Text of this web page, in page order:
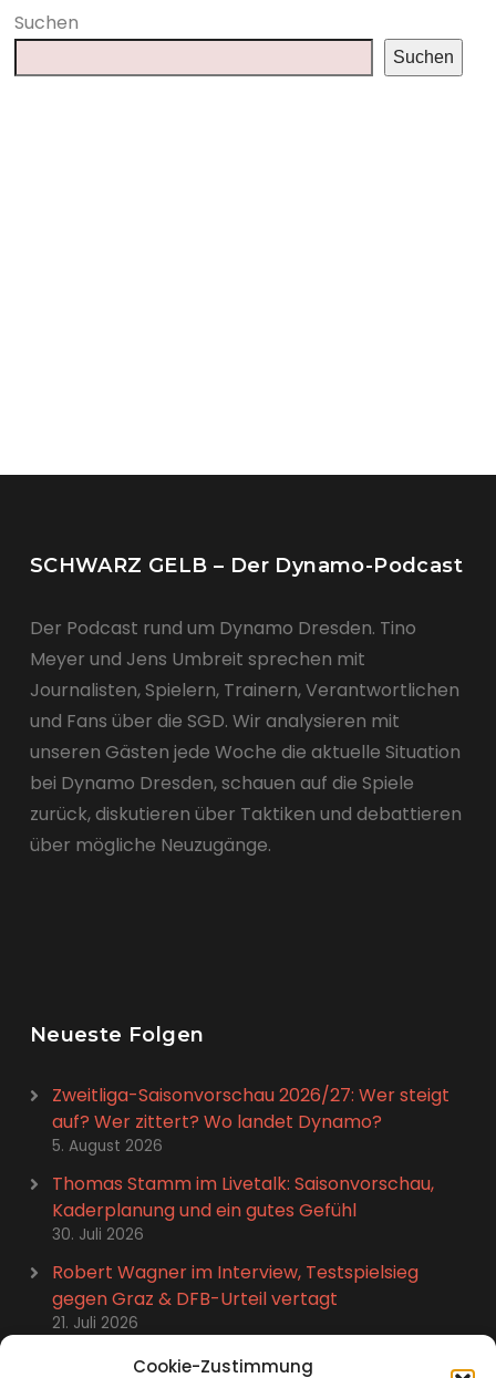
Cookie-Zustimmung
Suchen
Suchen
SCHWARZ GELB – Der Dynamo-Podcast
Der Podcast rund um Dynamo Dresden. Tino
Meyer und Jens Umbreit sprechen mit
Journalisten, Spielern, Trainern, Verantwortlichen
und Fans über die SGD. Wir analysieren mit
unseren Gästen jede Woche die aktuelle Situation
bei Dynamo Dresden, schauen auf die Spiele
zurück, diskutieren über Taktiken und debattieren
über mögliche Neuzugänge.
Neueste Folgen
Zweitliga-Saisonvorschau 2026/27: Wer steigt
auf? Wer zittert? Wo landet Dynamo?
5. August 2026
Thomas Stamm im Livetalk: Saisonvorschau,
Kaderplanung und ein gutes Gefühl
30. Juli 2026
Robert Wagner im Interview, Testspielsieg
gegen Graz & DFB-Urteil vertagt
21. Juli 2026
Stefan Kutschke im Talk: Abschied, Karriere-